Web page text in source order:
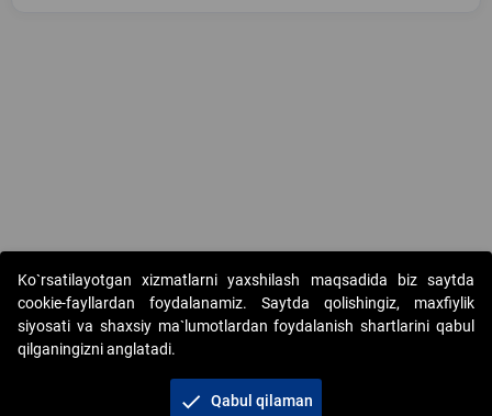
Copyright © 2017-2026. "Elektron onlayn-auksionlarni tashkil etish"
AJ. Barcha huquqlar himoyalangan
Ko`rsatilayotgan xizmatlarni yaxshilash maqsadida biz saytda
cookie-fayllardan foydalanamiz. Saytda qolishingiz, maxfiylik
siyosati va shaxsiy ma`lumotlardan foydalanish shartlarini qabul
qilganingizni anglatadi.
check Qabul qilaman